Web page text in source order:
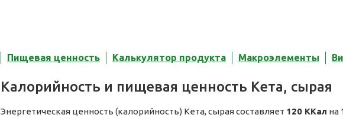
Пищевая ценность Калькулятор продукта Макроэлементы
Калорийность и пищевая ценность Кета, сырая
Энергетическая ценность (калорийность) Кета, сырая составляет 120 ККал на